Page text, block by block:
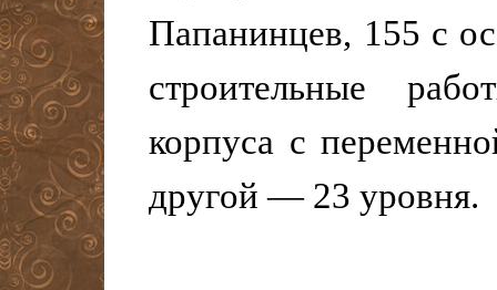
Папанинцев, 155 с
строительные
корпуса с
другой — 23 уровня.